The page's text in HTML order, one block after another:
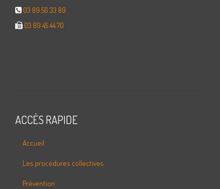
03 89 56 33 89
03 89 45 44 70
ACCÈS RAPIDE
Accueil
Les procédures collectives
Prévention